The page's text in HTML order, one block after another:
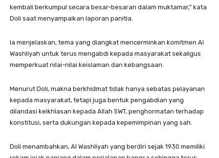
kembali berkumpul secara besar-besaran dalam muktamar,” kata
Doli saat menyampaikan laporan panitia.
Ia menjelaskan, tema yang diangkat mencerminkan komitmen Al
Washliyah untuk terus mengabdi kepada masyarakat sekaligus
memperkuat nilai-nilai keislaman dan kebangsaan.
Menurut Doli, makna berkhidmat tidak hanya sebatas pelayanan
kepada masyarakat, tetapi juga bentuk pengabdian yang
dilandasi keikhlasan kepada Allah SWT, penghormatan terhadap
konstitusi, serta dukungan kepada kepemimpinan yang sah.
Doli menambahkan, Al Washliyah yang berdiri sejak 1930 memiliki